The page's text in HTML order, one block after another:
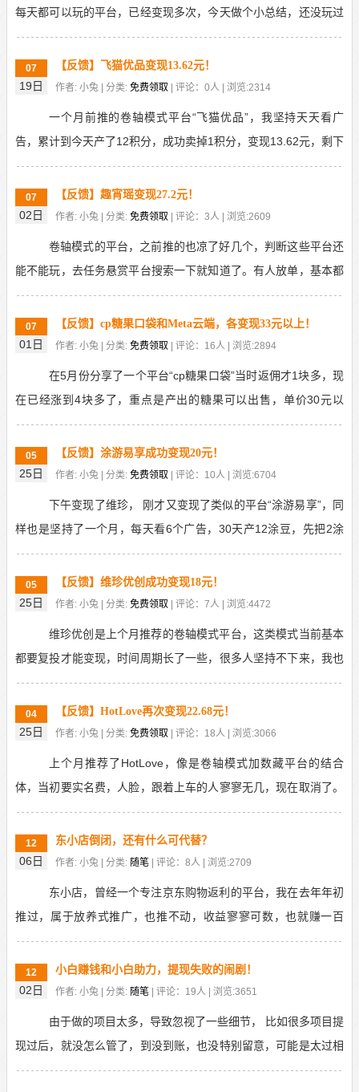
每天都可以玩的平台，已经变现多次，今天做个小总结，还没玩过
的，可以做个参考，毕竟经过我亲自验证过的，变现没问...
07
19日
【反馈】飞猫优品变现13.62元！
作者: 小兔 | 分类: 免费领取 | 评论：0人 | 浏览:2314
一个月前推的卷轴模式平台“飞猫优品”，我坚持天天看广
告，累计到今天产了12积分，成功卖掉1积分，变现13.62元，剩下
的继续投，当前放单的人少了一些，但仍可以做...
07
02日
【反馈】趣宵瑶变现27.2元！
作者: 小兔 | 分类: 免费领取 | 评论：3人 | 浏览:2609
卷轴模式的平台，之前推的也凉了好几个，判断这些平台还
能不能玩，去任务悬赏平台搜索一下就知道了。有人放单，基本都
是还正常的。像5月份推的趣宵瑶，当前依然有很多人放...
07
01日
【反馈】cp糖果口袋和Meta云端，各变现33元以上！
作者: 小兔 | 分类: 免费领取 | 评论：16人 | 浏览:2894
在5月份分享了一个平台“cp糖果口袋”当时返佣才1块多，现
在已经涨到4块多了，重点是产出的糖果可以出售，单价30元以
上，我昨天卖了一个33元！还有昨天刚推荐的M...
05
25日
【反馈】涂游易享成功变现20元！
作者: 小兔 | 分类: 免费领取 | 评论：10人 | 浏览:6704
下午变现了维珍， 刚才又变现了类似的平台“涂游易享”，同
样也是坚持了一个月，每天看6个广告，30天产12涂豆，先把2涂
豆转到交易所，再卖出1涂豆，变现20元，剩...
05
25日
【反馈】维珍优创成功变现18元！
作者: 小兔 | 分类: 免费领取 | 评论：7人 | 浏览:4472
维珍优创是上个月推荐的卷轴模式平台，这类模式当前基本
都要复投才能变现，时间周期长了一些，很多人坚持不下来，我也
是抱着试试看的态度，验证了一下，发现除了当时拿的返...
04
25日
【反馈】HotLove再次变现22.68元！
作者: 小兔 | 分类: 免费领取 | 评论：18人 | 浏览:3066
上个月推荐了HotLove，像是卷轴模式加数藏平台的结合
体，当初要实名费，人脸，跟着上车的人寥寥无几，现在取消了。
我提现到账多次，最近一次是22.68元，今天中...
12
06日
东小店倒闭，还有什么可代替？
作者: 小兔 | 分类: 随笔 | 评论：8人 | 浏览:2709
东小店，曾经一个专注京东购物返利的平台，我在去年年初
推过，属于放养式推广，也推不动，收益寥寥可数，也就赚一百
多。今天官方一则公告，宣布平台要关站倒闭了。可提现时...
12
02日
小白赚钱和小白助力，提现失败的闹剧！
作者: 小兔 | 分类: 随笔 | 评论：19人 | 浏览:3651
由于做的项目太多，导致忽视了一些细节， 比如很多项目提
现过后，就没怎么管了，到没到账，也没特别留意，可能是太过相
信平台。但前段时间推过小白助力后，有人反馈后续经...